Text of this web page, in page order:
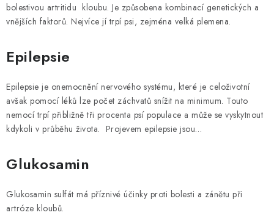
bolestivou artritidu kloubu. Je způsobena kombinací genetických a
vnějších faktorů. Nejvíce jí trpí psi, zejména velká plemena.
Epilepsie
Epilepsie je onemocnění nervového systému, které je celoživotní
avšak pomocí léků lze počet záchvatů snížit na minimum. Touto
nemocí trpí přibližně tři procenta psí populace a může se vyskytnout
kdykoli v průběhu života. Projevem epilepsie jsou…
Glukosamin
Glukosamin sulfát má příznivé účinky proti bolesti a zánětu při
artróze kloubů.